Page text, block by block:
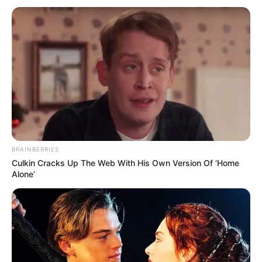
sicarios en la ciudad, están los atracos y los hurtos en la
ciudad. No estoy hablando solamente de una cosa, estoy
hablando en general y
no me parece justo que los
habitantes de la ciudad de Cartagena no nos sintamos
seguros en nuestro espacio".
Hay que mencionar que hasta ahora, la Policía
Metropolitana continua asegurando que mantienen los
operativos de control en toda la ciudad, sin embargo, se
desconoce hasta ahora un pronunciamiento exacto sobre
este caso, del cual según la víctima ya fue interpuesta la
denuncia oficial.
ALERTA BOGOTÁ EN GOOGLE NEWS
BRAINBERRIES
Culkin Cracks Up The Web With His Own Version Of ‘Home
Alone’